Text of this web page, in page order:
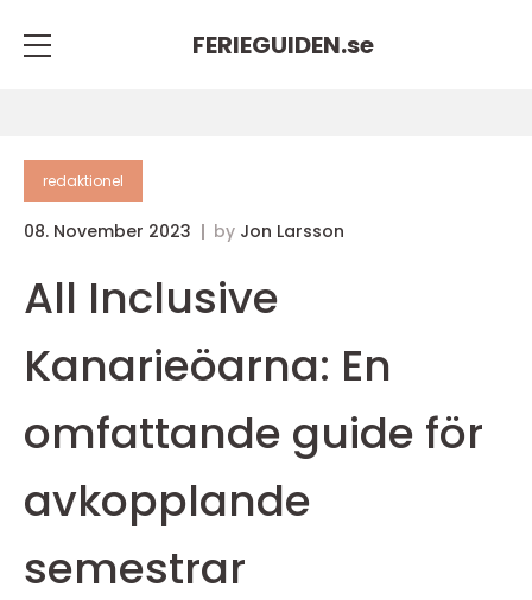
FERIEGUIDEN.se
redaktionel
08. November 2023 by Jon Larsson
All Inclusive
Kanarieöarna: En
omfattande guide för
avkopplande
semestrar